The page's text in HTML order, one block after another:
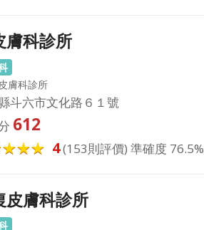
膚科診所
膚科診所
斗六市文化路６１號
612
4(153則評價) 準確度 76.5%
皮膚科診所